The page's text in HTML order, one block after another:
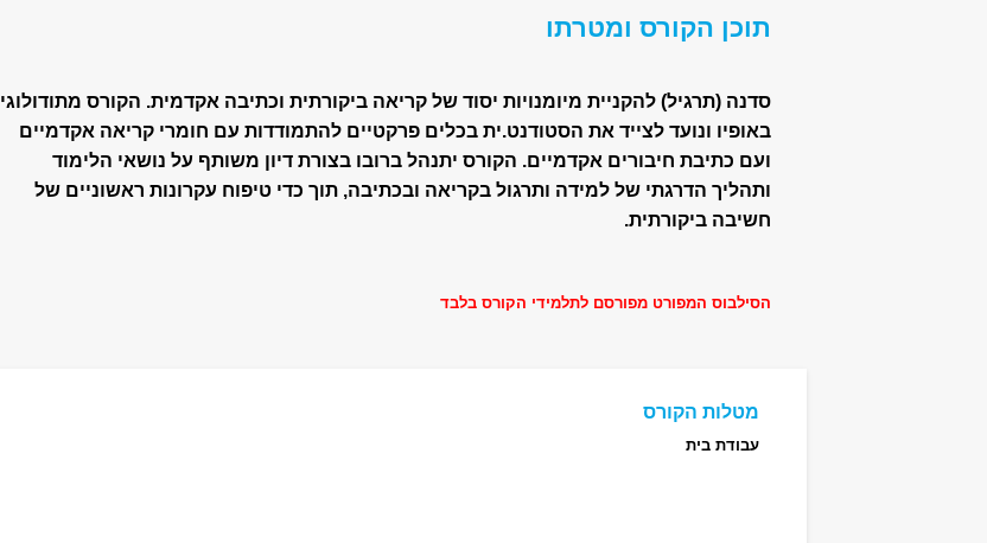
תוכן הקורס ומטרתו
סדנה (תרגיל) להקניית מיומנויות יסוד של קריאה ביקורתית וכתיבה אקדמית. הקורס מתודולוגי
באופיו ונועד לצייד את הסטודנט.ית בכלים פרקטיים להתמודדות עם חומרי קריאה אקדמיים
ועם כתיבת חיבורים אקדמיים. הקורס יתנהל ברובו בצורת דיון משותף על נושאי הלימוד
ותהליך הדרגתי של למידה ותרגול בקריאה ובכתיבה, תוך כדי טיפוח עקרונות ראשוניים של
חשיבה ביקורתית.
הסילבוס המפורט מפורסם לתלמידי הקורס בלבד
מטלות הקורס
עבודת בית